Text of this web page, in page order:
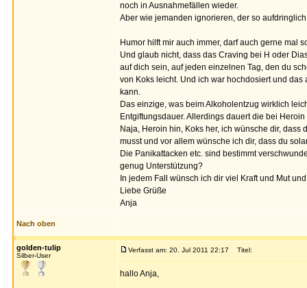
noch in Ausnahmefällen wieder.
Aber wie jemanden ignorieren, der so
Humor hilft mir auch immer, darf auch gerne mal
Und glaub nicht, dass das Craving bei H oder
auf dich sein, auf jeden einzelnen Tag, den du
von Koks leicht. Und ich war hochdosiert und
kann.
Das einzige, was beim Alkoholentzug wirklich
Entgiftungsdauer. Allerdings dauert die bei
Naja, Heroin hin, Koks her, ich wünsche dir,
musst und vor allem wünsche ich dir, dass du
Die Panikattacken etc. sind bestimmt
genug Unterstützung?
In jedem Fall wünsch ich dir viel Kraft und Mut
Liebe Grüße
Anja
Nach oben
golden-tulip
Silber-User
Verfasst am: 20. Jul 2011 22:17 Titel:
hallo Anja,